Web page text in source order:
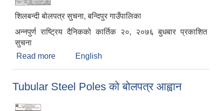
शिलबन्दी बोलपत्र सुचना, बन्दिपुर गाउँपालिका
अन्नपुर्ण राष्ट्रिय दैनिकको कार्तिक २०, २०७६ बुधबार प्रकाशित
सुचना
Read more about शिलबन्दी बोलपत्र सुचना, बन्दिपुर गाउँपालिका
English
Tubular Steel Poles को बोलपत्र आह्वान